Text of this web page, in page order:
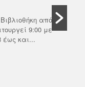
από
9:00 με
έως και...